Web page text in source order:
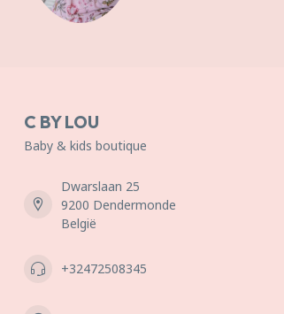
C BY LOU
Baby & kids boutique
Dwarslaan 25
9200 Dendermonde
België
+32472508345